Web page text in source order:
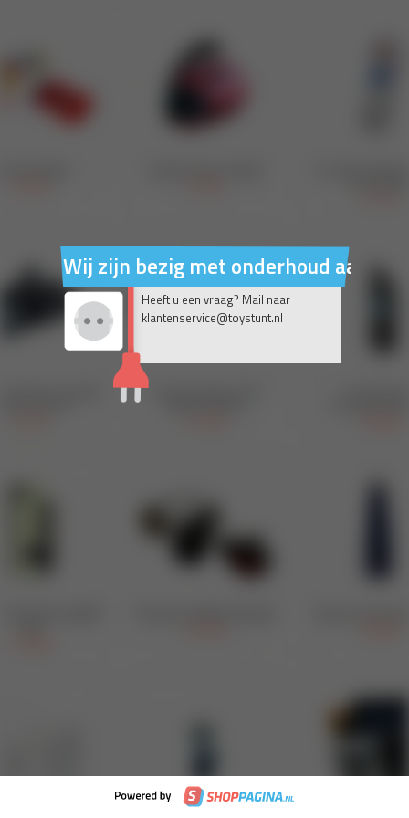
Wij zijn bezig met onderhoud aan
Heeft u een vraag? Mail naar
klantenservice@toystunt.nl